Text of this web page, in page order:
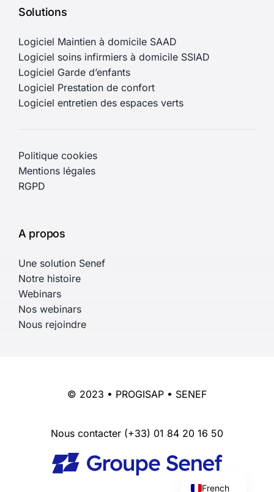
Solutions
Logiciel Maintien à domicile SAAD
Logiciel soins infirmiers à domicile SSIAD
Logiciel Garde d’enfants
Logiciel Prestation de confort
Logiciel entretien des espaces verts
Politique cookies
Mentions légales
RGPD
A propos
Une solution Senef
Notre histoire
Webinars
Nos webinars
Nous rejoindre
© 2023 • PROGISAP • SENEF
Nous contacter (+33) 01 84 20 16 50
French
English